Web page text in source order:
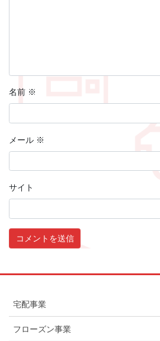
名前 ※
メール ※
サイト
宅配事業
フローズン事業